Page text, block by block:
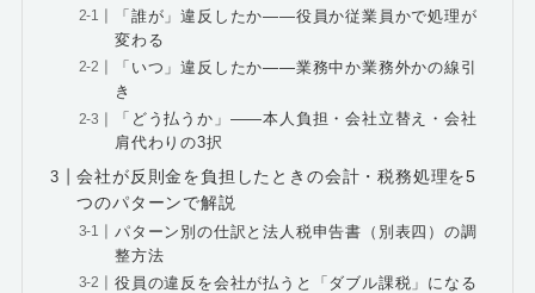
「誰が」違反したか――役員か従業員かで処理が
変わる
「いつ」違反したか――業務中か業務外かの線引
き
「どう払うか」――本人負担・会社立替え・会社
肩代わりの3択
会社が反則金を負担したときの会計・税務処理を5
つのパターンで解説
パターン別の仕訳と法人税申告書（別表四）の調
整方法
役員の違反を会社が払うと「ダブル課税」になる